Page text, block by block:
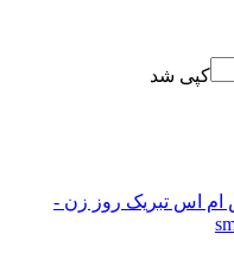
کپی شد
ام اس تبریک روز زن -